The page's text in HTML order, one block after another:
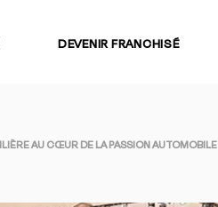
DEVENIR FRANCHISÉ
AU CŒUR DE LA PASSION AUTOMOBILE